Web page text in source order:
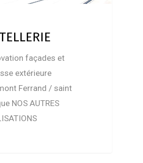
façades et
extérieure
Ferrand / saint
NOS AUTRES